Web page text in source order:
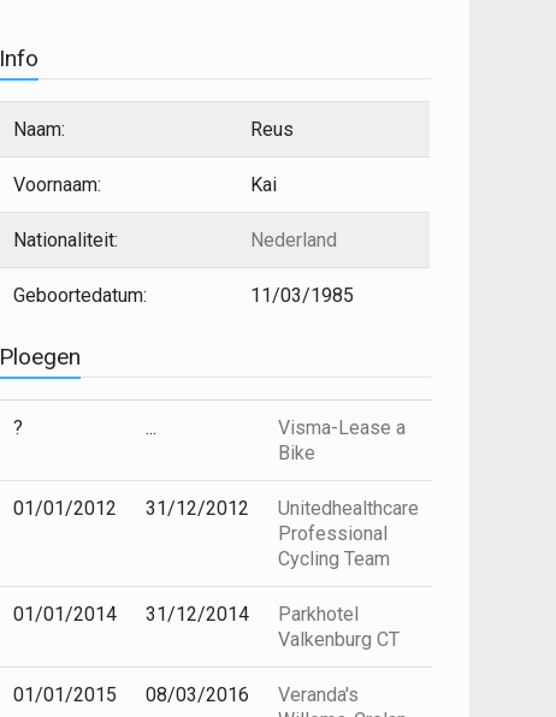
Info
Naam: Reus
Voornaam: Kai
Nationaliteit: Nederland
Geboortedatum: 11/03/1985
Ploegen
? ...
Visma-Lease a
Bike
01/01/2012 31/12/2012
Unitedhealthcare
Professional
Cycling Team
01/01/2014 31/12/2014
Parkhotel
Valkenburg CT
01/01/2015 08/03/2016
Veranda's